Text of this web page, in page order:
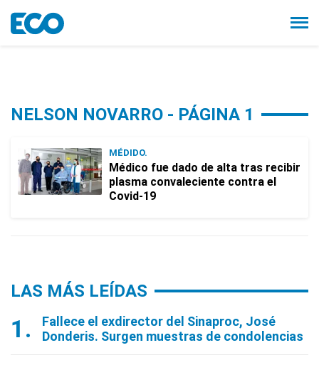
NELSON NOVARRO - PÁGINA 1
MÉDIDO.
Médico fue dado de alta tras recibir
plasma convaleciente contra el
Covid-19
LAS MÁS LEÍDAS
Fallece el exdirector del Sinaproc, José
Donderis. Surgen muestras de condolencias